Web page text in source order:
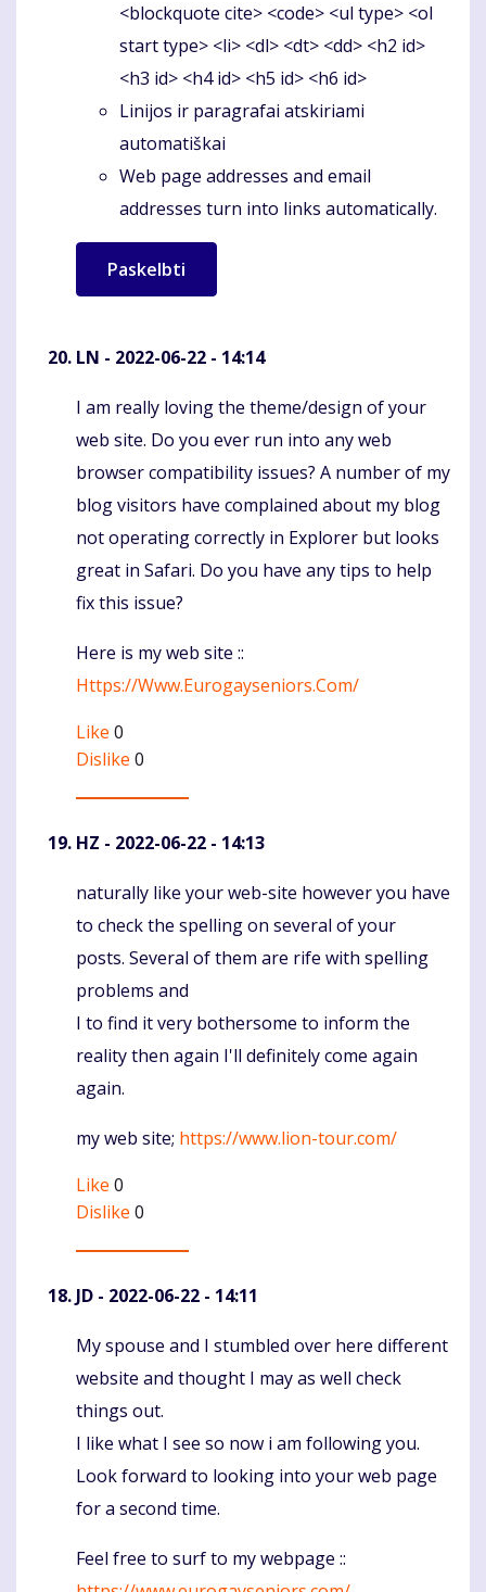
<blockquote cite> <code> <ul type> <ol
start type> <li> <dl> <dt> <dd> <h2 id>
<h3 id> <h4 id> <h5 id> <h6 id>
Linijos ir paragrafai atskiriami
automatiškai
Web page addresses and email
addresses turn into links automatically.
LN - 2022-06-22 - 14:14
Komentaras
I am really loving the theme/design of your
web site. Do you ever run into any web
browser compatibility issues? A number of my
blog visitors have complained about my blog
not operating correctly in Explorer but looks
great in Safari. Do you have any tips to help
fix this issue?
Here is my web site ::
Https://Www.Eurogayseniors.Com/
Like 0
Dislike 0
HZ - 2022-06-22 - 14:13
Komentaras
naturally like your web-site however you have
to check the spelling on several of your
posts. Several of them are rife with spelling
problems and
I to find it very bothersome to inform the
reality then again I'll definitely come again
again.
my web site; https://www.lion-tour.com/
Like 0
Dislike 0
JD - 2022-06-22 - 14:11
Komentaras
My spouse and I stumbled over here different
website and thought I may as well check
things out.
I like what I see so now i am following you.
Look forward to looking into your web page
for a second time.
Feel free to surf to my webpage ::